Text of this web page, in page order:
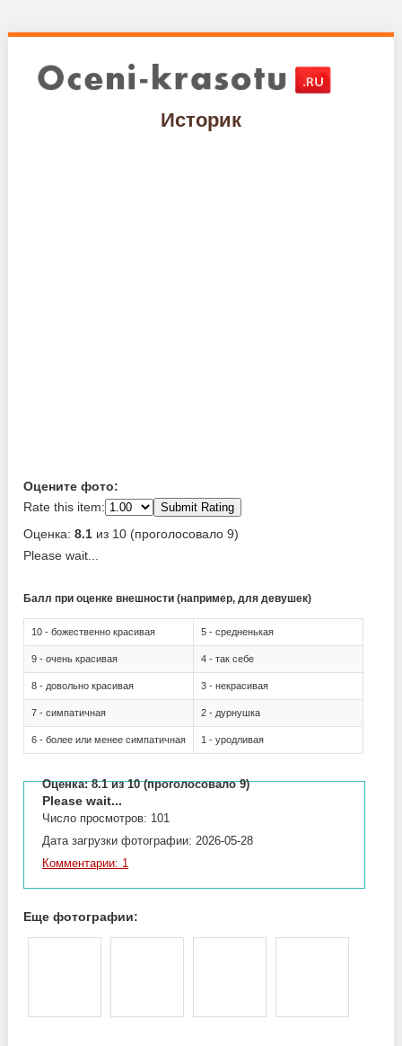
Историк
Оцените фото:
Rate this item:
Submit Rating
Оценка:8.1 из 10 (проголосовало 9)
Please wait...
Балл при оценке внешности (например, для девушек)
10 - божественно красивая 5 - средненькая
9 - очень красивая 4 - так себе
8 - довольно красивая 3 - некрасивая
7 - симпатичная 2 - дурнушка
6 - более или менее симпатичная 1 - уродливая
Оценка:8.1из 10 (проголосовало 9)
Please wait...
Число просмотров: 101
Дата загрузки фотографии: 2026-05-28
Комментарии: 1
Еще фотографии: